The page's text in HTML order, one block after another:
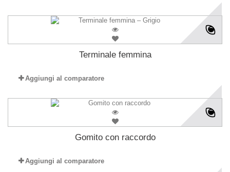
Terminale femmina
Aggiungi al comparatore
Gomito con raccordo
Aggiungi al comparatore